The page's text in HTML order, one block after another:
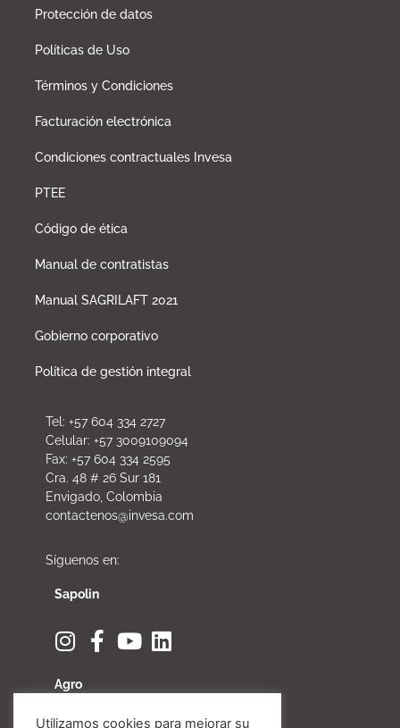
Protección de datos
Políticas de Uso
Términos y Condiciones
Facturación electrónica
Condiciones contractuales Invesa
PTEE
Código de ética
Manual de contratistas
Manual SAGRILAFT 2021
Gobierno corporativo
Política de gestión integral
Tel: +57 604 334 2727
Celular: +57 3009109094
Fax: +57 604 334 2595
Cra. 48 # 26 Sur 181
Envigado, Colombia
contactenos@invesa.com
Síguenos en:
Sapolin
Agro
Utilizamos cookies para mejorar su